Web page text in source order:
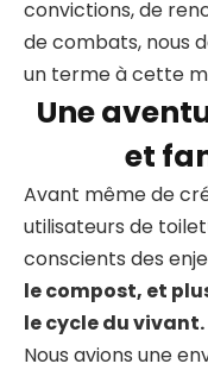
convictions, de
de combats, nous
un terme à cette
Une
et
Avant même de
utilisateurs de
conscients des
le compost, et
le cycle du vivant.
Nous avions une